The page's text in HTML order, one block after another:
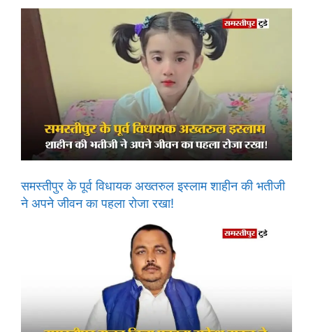
समस्तीपुर के पूर्व विधायक अख्तरुल इस्लाम शाहीन की भतीजी
ने अपने जीवन का पहला रोजा रखा!